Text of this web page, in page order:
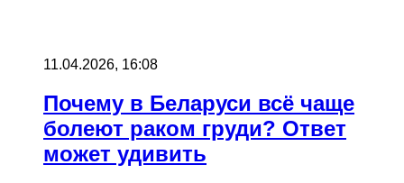
11.04.2026, 16:08
Почему в Беларуси всё чаще
болеют раком груди? Ответ
может удивить